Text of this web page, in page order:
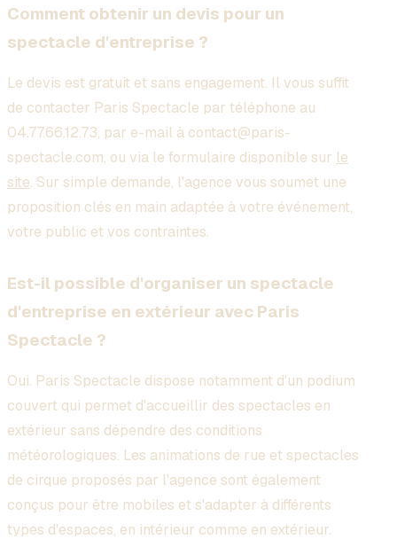
Comment obtenir un devis pour un
spectacle d'entreprise ?
Le devis est gratuit et sans engagement. Il vous suffit
de contacter Paris Spectacle par téléphone au
04.77.66.12.73, par e-mail à contact@paris-
spectacle.com, ou via le formulaire disponible sur le
site. Sur simple demande, l'agence vous soumet une
proposition clés en main adaptée à votre événement,
votre public et vos contraintes.
Est-il possible d'organiser un spectacle
d'entreprise en extérieur avec Paris
Spectacle ?
Oui. Paris Spectacle dispose notamment d'un podium
couvert qui permet d'accueillir des spectacles en
extérieur sans dépendre des conditions
météorologiques. Les animations de rue et spectacles
de cirque proposés par l'agence sont également
conçus pour être mobiles et s'adapter à différents
types d'espaces, en intérieur comme en extérieur.